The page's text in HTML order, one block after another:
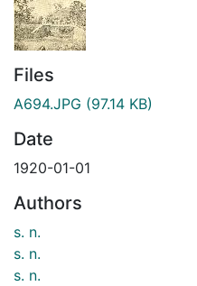
Files
A694.JPG (97.14 KB)
Date
1920-01-01
Authors
s. n.
s. n.
s. n.